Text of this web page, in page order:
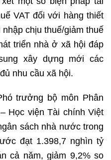
VAT đối với hàng thiết
chịu thuế/giảm thuế
triển nhà ở xã hội đáp
xây dựng mới các
nhu cầu xã hội.
trưởng bộ môn Phân
Học viện Tài chính Việt
sách nhà nước trong
đạt 1.398,7 nghìn tỷ
cả năm, giảm 9,2% so